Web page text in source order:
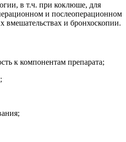
в т.ч. при коклюше, для
и послеоперационном
вмешательствах и бронхоскопии.
к компонентам препарата;